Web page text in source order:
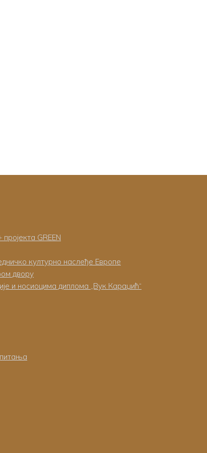
GREEN
културно наслеђе Европе
двору
и носиоцима диплома „Вук Караџић“